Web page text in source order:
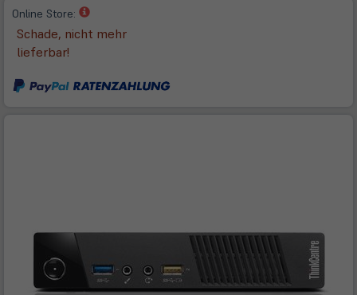
Online Store:
(öffnet
in
neuem
Schade, nicht mehr
lieferbar!